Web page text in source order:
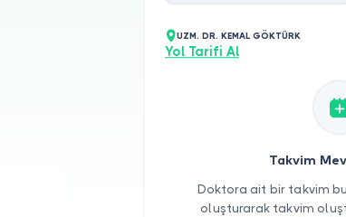
UZM. DR. KEMAL GÖKTÜRK
Yol Tarifi Al
Takvim
Doktora ait bir takvim
oluşturarak takvim